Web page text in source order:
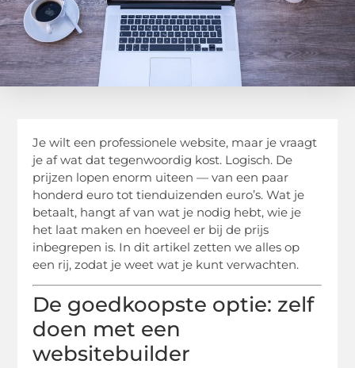
Je wilt een professionele website, maar je vraagt
je af wat dat tegenwoordig kost. Logisch. De
prijzen lopen enorm uiteen — van een paar
honderd euro tot tienduizenden euro’s. Wat je
betaalt, hangt af van wat je nodig hebt, wie je
het laat maken en hoeveel er bij de prijs
inbegrepen is. In dit artikel zetten we alles op
een rij, zodat je weet wat je kunt verwachten.
De goedkoopste optie: zelf
doen met een
websitebuilder